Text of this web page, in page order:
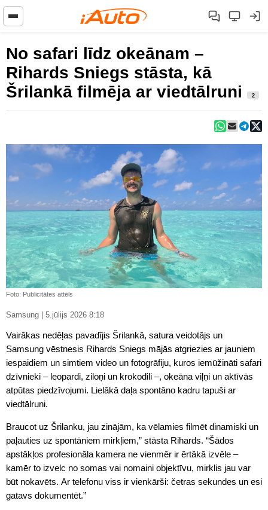
No safari līdz okeānam –
Rihards Sniegs stāsta, kā
Šrilankā filmēja ar viedtālruni
2
Foto: Publicitātes attēls
Samsung | 5.jūlijs 2026 8:18
Vairākas nedēļas pavadījis Šrilankā, satura veidotājs un
Samsung vēstnesis Rihards Sniegs mājās atgriezies ar jauniem
iespaidiem un simtiem video un fotogrāfiju, kuros iemūžināti safari
dzīvnieki – leopardi, ziloņi un krokodili –, okeāna viļņi un aktīvās
atpūtas piedzīvojumi. Lielākā daļa spontāno kadru tapuši ar
viedtālruni.
Braucot uz Šrilanku, jau zinājām, ka vēlamies filmēt dinamiski un
paļauties uz spontāniem mirkļiem,” stāsta Rihards. “Šādos
apstākļos profesionāla kamera ne vienmēr ir ērtākā izvēle –
kamēr to izvelc no somas vai nomaini objektīvu, mirklis jau var
būt nokavēts. Ar telefonu viss ir vienkārši: četras sekundes un esi
gatavs dokumentēt.”